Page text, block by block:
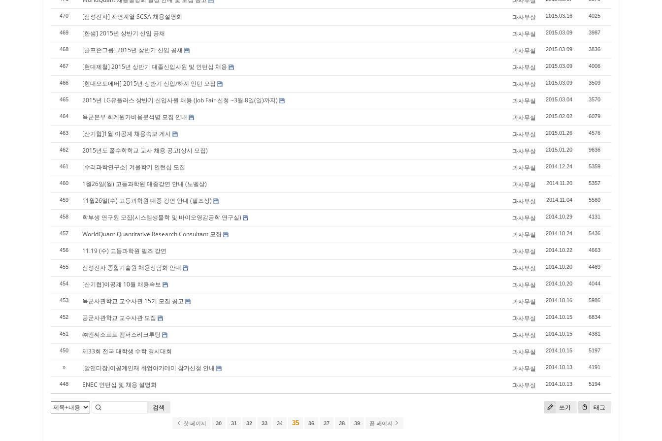
470 [삼성전자] 자연계열 SCSA 채용설명회 과사무실 2015.03.16 4025
469 [한샘] 2015년 상반기 신입 공채 과사무실 2015.03.09 3987
468 [골프존그룹] 2015년 상반기 신입 공채 과사무실 2015.03.09 3836
467 [현대제철] 2015년 상반기 대졸신입사원 및 인턴십 채용 과사무실 2015.03.09 4006
466 [현대오토에버] 2015년 상반기 신입/하계 인턴 모집 과사무실 2015.03.09 3509
465 2015년 LG유플러스 상반기 신입사원 채용 (Job Fair 신청 ~3월 8일(일)까지) 과사무실 2015.03.04 3570
464 육군본부 회계원가비용분석병 모집 안내 과사무실 2015.02.02 6079
463 [산기협]1월 이공계 채용속보 게시 과사무실 2015.01.26 4576
462 2015년도 폴수학학교 교사 채용 공고(상시 모집) 과사무실 2015.01.20 9636
461 [수리과학연구소] 겨울학기 인턴십 모집 과사무실 2014.12.24 5359
460 1월26일(월) 고등과학원 대중강연 안내 (노벨상) 과사무실 2014.11.20 5357
459 11월26일(수) 고등과학원 대중 강연 안내 (필즈상) 과사무실 2014.11.04 5580
458 학부생 연구원 모집(시스템생물학 및 바이오영감공학 연구실) 과사무실 2014.10.29 4131
457 WorldQuant Quantitative Research Consultant 모집 과사무실 2014.10.24 5436
456 11.19 (수) 고등과학원 필즈 강연 과사무실 2014.10.22 4663
455 삼성전자 종합기술원 채용상담회 안내 과사무실 2014.10.20 4469
454 [산기협]이공계 10월 채용속보 과사무실 2014.10.20 4044
453 육군사관학교 교수사관 15기 모집 공고 과사무실 2014.10.16 5986
452 공군사관학교 교수사관 모집 과사무실 2014.10.15 6834
451 ㈜엔씨소프트 캠퍼스리크루팅 과사무실 2014.10.15 4381
450 제33회 전국 대학생 수학 경시대회 과사무실 2014.10.15 5197
» [알앤디잡]이공계인재 취업아카데미 참가신청 안내 과사무실 2014.10.13 4191
448 ENEC 인턴십 및 채용 설명회 과사무실 2014.10.13 5194
쓰기 태그
검색
첫 페이지 30 31 32 33 34 35 36 37 38 39 끝 페이지